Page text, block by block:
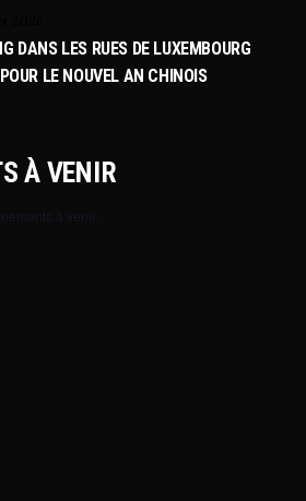
DANS LES RUES DE LUXEMBOURG
LE NOUVEL AN CHINOIS
À VENIR
à venir.